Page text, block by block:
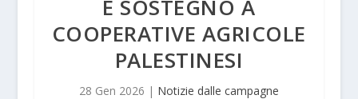
E SOSTEGNO A
COOPERATIVE AGRICOLE
PALESTINESI
28 Gen 2026 | Notizie dalle campagne